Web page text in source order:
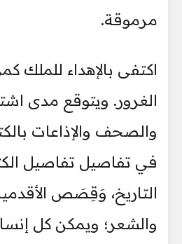
مرموقة.
اكتفى بالإهداء للملك
الغرور. ويتوقع مدى
والصحف والإذاعات
في تفاصيل تفاصيل
التاريخ، وَقِصَص
والشعر؛ ويمكن كل